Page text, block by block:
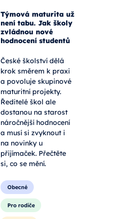
Týmová maturita už
není tabu. Jak školy
zvládnou nové
hodnocení studentů
České školství dělá
krok směrem k praxi
a povoluje skupinové
maturitní projekty.
Ředitelé škol ale
dostanou na starost
náročnější hodnocení
a musí si zvyknout i
na novinky u
přijímaček. Přečtěte
si, co se mění.
Obecné
Pro rodiče